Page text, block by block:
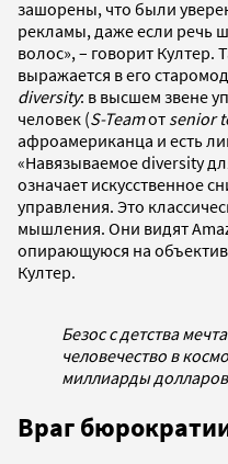
зашорены, что были
рекламы, даже если речь
волос», – говорит Култер.
выражается в его
diversity: в высшем звене
человек (S-Teamот senior
афроамериканца и есть
«Навязываемое diversity
означает искусственное
управления. Это
мышления. Они видят
опирающуюся на
Култер.
Безос с детства
человечество в
миллиарды долларов
Враг